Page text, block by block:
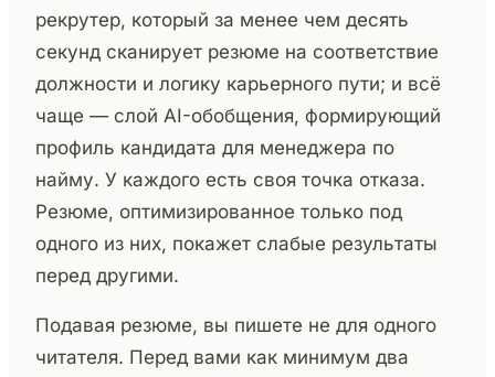
рекрутер, который за менее чем десять
секунд сканирует резюме на соответствие
должности и логику карьерного пути; и всё
чаще — слой AI-обобщения, формирующий
профиль кандидата для менеджера по
найму. У каждого есть своя точка отказа.
Резюме, оптимизированное только под
одного из них, покажет слабые результаты
перед другими.
Подавая резюме, вы пишете не для одного
читателя. Перед вами как минимум два